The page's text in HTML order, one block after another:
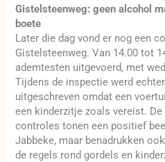
Gistelsteenweg: geen alcohol
boete
Later die dag vond er nog een
Gistelsteenweg. Van 14.00 tot
ademtesten uitgevoerd, met
Tijdens de inspectie werd
uitgeschreven omdat een
een kinderzitje zoals vereist.
controles tonen een positief
Jabbeke, maar benadrukken
de regels rond gordels en